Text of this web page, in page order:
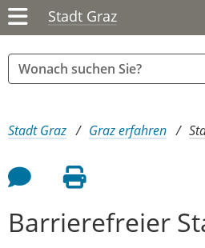
Stadt Graz
Sie sind hier:
Stadt Graz Graz erfahren
Feedback an Autor
Seite drucken
Barrierefreier